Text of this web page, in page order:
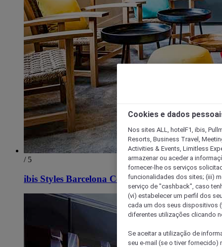
/ 5
ibis Styles Barcelona Centre
Cookies e dados
Nos sites ALL, hotelF1, ibis,
Resorts, Business Travel,
Activities & Events, Limitless
armazenar ou aceder a
fornecer-lhe os serviços
funcionalidades dos sites; (iii)
serviço de "cashback", caso
(vi) estabelecer um perfil dos
cada um dos seus dispositivos
diferentes utilizações clicando
Se aceitar a utilização de
seu e-mail (se o tiver